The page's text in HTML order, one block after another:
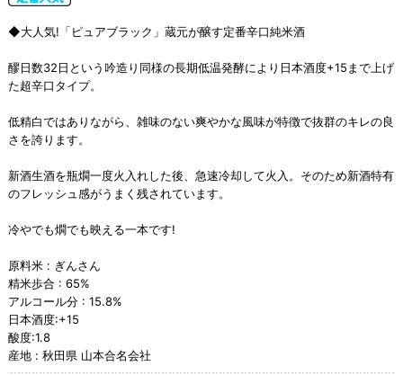
◆大人気!「ピュアブラック」蔵元が醸す定番辛口純米酒
醪日数32日という吟造り同様の長期低温発酵により日本酒度+15まで上げ
た超辛口タイプ。
低精白ではありながら、雑味のない爽やかな風味が特徴で抜群のキレの良
さを誇ります。
新酒生酒を瓶燗一度火入れした後、急速冷却して火入。そのため新酒特有
のフレッシュ感がうまく残されています。
冷やでも燗でも映える一本です!
原料米 : ぎんさん
精米歩合 : 65%
アルコール分 : 15.8%
日本酒度:+15
酸度:1.8
産地 : 秋田県 山本合名会社